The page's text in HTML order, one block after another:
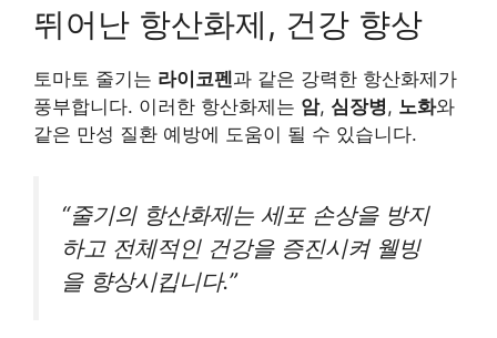
뛰어난 항산화제, 건강 향상
토마토 줄기는 라이코펜과 같은 강력한 항산화제가
풍부합니다. 이러한 항산화제는 암, 심장병, 노화와
같은 만성 질환 예방에 도움이 될 수 있습니다.
“줄기의 항산화제는 세포 손상을 방지
하고 전체적인 건강을 증진시켜 웰빙
을 향상시킵니다.”